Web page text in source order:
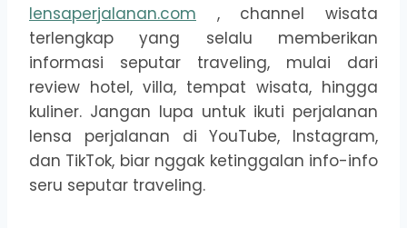
lensaperjalanan.com , channel wisata
terlengkap yang selalu memberikan
informasi seputar traveling, mulai dari
review hotel, villa, tempat wisata, hingga
kuliner. Jangan lupa untuk ikuti perjalanan
lensa perjalanan di YouTube, Instagram,
dan TikTok, biar nggak ketinggalan info-info
seru seputar traveling.